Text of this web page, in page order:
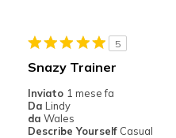
View On Shoes
I'm Into
5
Snazy Trainer
Inviato 1 mese fa
Da Lindy
da Wales
Describe Yourself Casual